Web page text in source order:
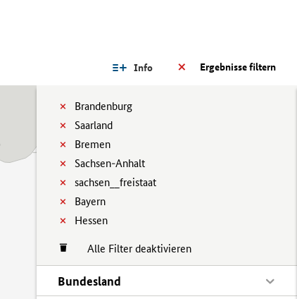
Ergebnisse filtern
Info
Brandenburg
Saarland
Bremen
Sachsen-Anhalt
sachsen__freistaat
Bayern
Hessen
Alle Filter deaktivieren
Bundesland